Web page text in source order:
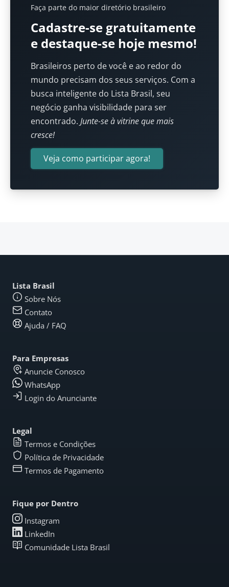
Faça parte do maior diretório brasileiro
Cadastre-se gratuitamente
e destaque-se hoje mesmo!
Brasileiros perto de você e ao redor do
mundo precisam dos seus serviços. Com a
busca inteligente do Lista Brasil, seu
negócio ganha visibilidade para ser
encontrado. Junte-se à vitrine que mais
cresce!
Veja como participar agora!
Lista Brasil
Sobre Nós
Contato
Ajuda / FAQ
Para Empresas
Anuncie Conosco
WhatsApp
Login do Anunciante
Legal
Termos e Condições
Política de Privacidade
Termos de Pagamento
Fique por Dentro
Instagram
LinkedIn
Comunidade Lista Brasil